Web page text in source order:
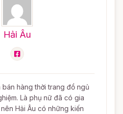
Hải Âu
hàng thời trang đồ ngủ
Là phụ nữ đã có gia
Hải Âu có những kiến